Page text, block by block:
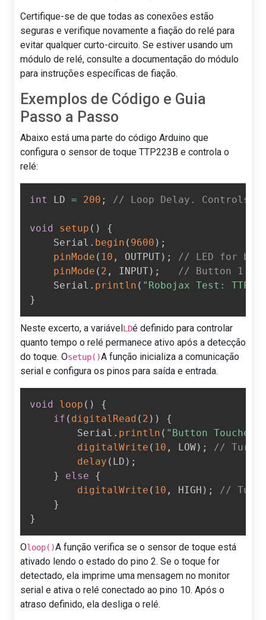
Certifique-se de que todas as conexões estão
seguras e verifique novamente a fiação do relé para
evitar qualquer curto-circuito. Se estiver usando um
módulo de relé, consulte a documentação do módulo
para instruções específicas de fiação.
Exemplos de Código e Guia
Passo a Passo
Abaixo está uma parte do código Arduino que
configura o sensor de toque TTP223B e controla o
relé:
int LD = 200 ; // Loop Delay. Controls
void setup ( )
{
    Serial
. begin ( 9600 ) ;
pinMode ( 10 , OUTPUT) ;
// LED for
pinMode ( 2 , INPUT) ;
// Button 1
    Serial
. println ( "Robojax Test:
}
Neste excerto, a variávelLDé definido para controlar
quanto tempo o relé permanece ativo após a detecção
do toque. Osetup()A função inicializa a comunicação
serial e configura os pinos para saída e entrada.
void loop ( )
{
if ( digitalRead ( 2 ) )
{
        Serial
. println ( "Button Touched"
digitalWrite ( 10 , LOW) ;
// Turn
delay ( LD ) ;
}
else
{
digitalWrite ( 10 , HIGH ) ;
// Turn
}
}
Oloop()A função verifica se o sensor de toque está
ativado lendo o estado do pino 2. Se o toque for
detectado, ela imprime uma mensagem no monitor
serial e ativa o relé conectado ao pino 10. Após o
atraso definido, ela desliga o relé.